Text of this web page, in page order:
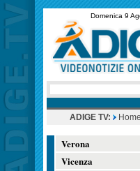
Domenica 9
ADIGE TV:
Verona
Vicenza